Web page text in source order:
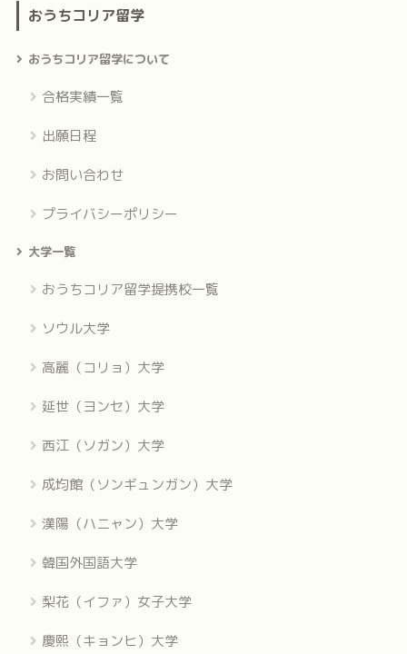
おうちコリア留学
おうちコリア留学について
合格実績一覧
出願日程
お問い合わせ
プライバシーポリシー
大学一覧
おうちコリア留学提携校一覧
ソウル大学
高麗（コリョ）大学
延世（ヨンセ）大学
西江（ソガン）大学
成均館（ソンギュンガン）大学
漢陽（ハニャン）大学
韓国外国語大学
梨花（イファ）女子大学
慶熙（キョンヒ）大学